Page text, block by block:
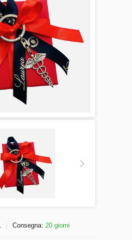
Consegna: 20 giorni